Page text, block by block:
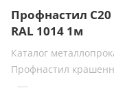
Профнастил
RAL 1014 1м
Каталог
Профнастил
—